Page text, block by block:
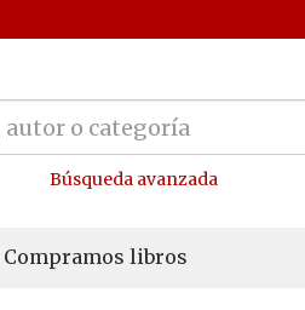
Búsqueda avanzada
Compramos libros